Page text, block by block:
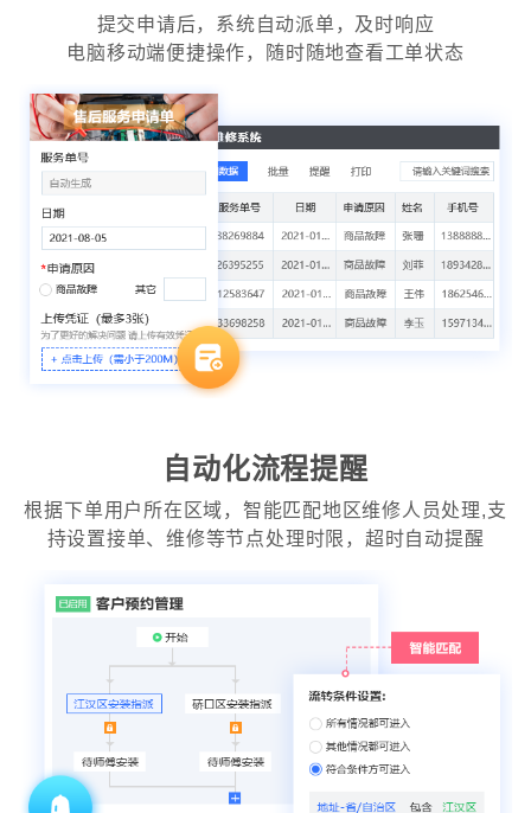
提交申请后，系统自动派单，及时响应
电脑移动端便捷操作，随时随地查看工单状态
自动化流程提醒
根据下单用户所在区域，智能匹配地区维修人员处理,支
持设置接单、维修等节点处理时限，超时自动提醒